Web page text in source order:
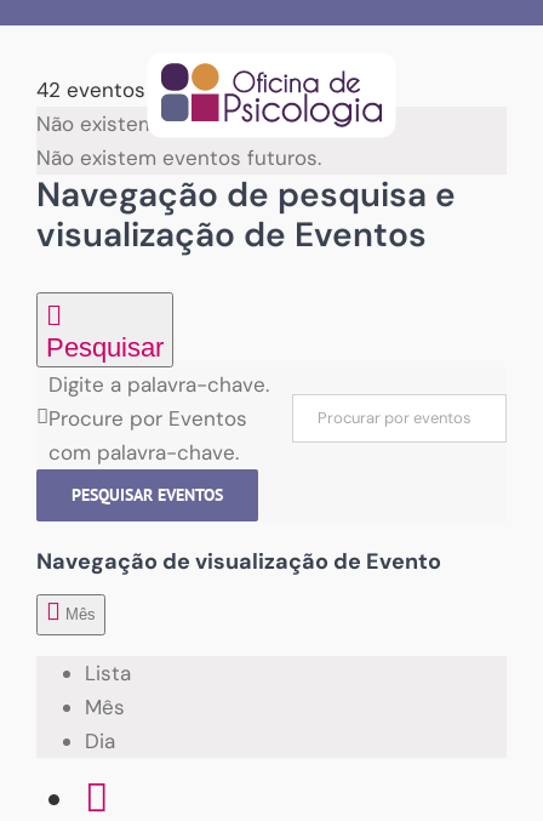
content42 eventos encontrados.
Não existem eventos futuros.
Não existem eventos futuros.
Navegação de pesquisa e
visualização de Eventos
Pesquisar
Digite a palavra-chave.
Procure por Eventos
com palavra-chave.
PESQUISAR EVENTOS
Navegação de visualização de Evento
Mês
Lista
Mês
Dia